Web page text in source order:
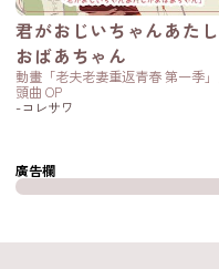
君がおじいちゃんあた
おばあちゃん
動畫「老夫老妻重返青春 第一季
頭曲 OP
-コレサワ
廣告欄